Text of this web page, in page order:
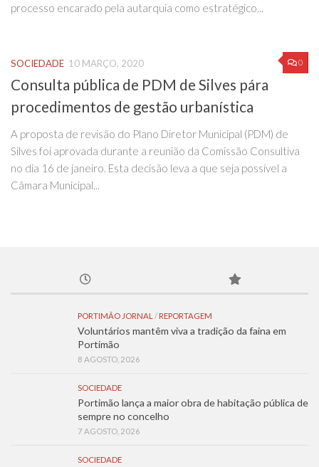
processo encarado pela autarquia como estratégico...
0
SOCIEDADE 10 MARÇO, 2020
Consulta pública de PDM de Silves pára
procedimentos de gestão urbanística
A proposta de revisão do Plano Diretor Municipal (PDM) de
Silves foi aprovada durante a reunião da Comissão Consultiva
no dia 16 de janeiro. Esta decisão leva a que seja possível a
Câmara Municipal...
PORTIMÃO JORNAL / REPORTAGEM
Voluntários mantêm viva a tradição da faina em
Portimão
8 AGOSTO, 2026
SOCIEDADE
Portimão lança a maior obra de habitação pública de
sempre no concelho
7 AGOSTO, 2026
SOCIEDADE